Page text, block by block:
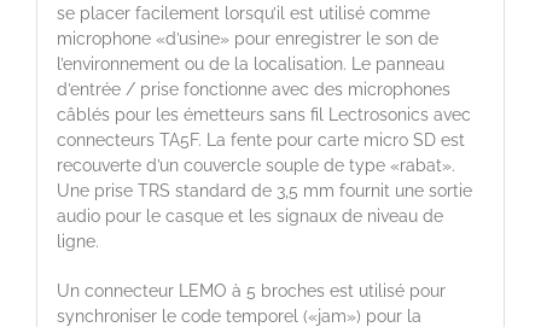
se placer facilement lorsqu’il est utilisé comme
microphone «d’usine» pour enregistrer le son de
l’environnement ou de la localisation. Le panneau
d’entrée / prise fonctionne avec des microphones
câblés pour les émetteurs sans fil Lectrosonics avec
connecteurs TA5F. La fente pour carte micro SD est
recouverte d’un couvercle souple de type «rabat».
Une prise TRS standard de 3,5 mm fournit une sortie
audio pour le casque et les signaux de niveau de
ligne.
Un connecteur LEMO à 5 broches est utilisé pour
synchroniser le code temporel («jam») pour la